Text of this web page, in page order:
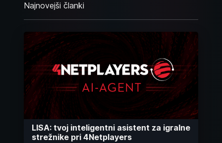
Najnovejši članki
LISA: tvoj inteligentni asistent za igralne
strežnike pri 4Netplayers